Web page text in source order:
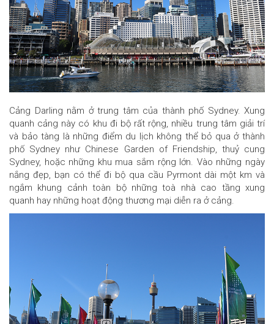
Cảng Darling nằm ở trung tâm của thành phố Sydney. Xung
quanh cảng này có khu đi bộ rất rộng, nhiều trung tâm giải trí
và bảo tàng là những điểm du lịch không thể bỏ qua ở thành
phố Sydney như Chinese Garden of Friendship, thuỷ cung
Sydney, hoặc những khu mua sắm rộng lớn. Vào những ngày
nắng đẹp, bạn có thể đi bộ qua cầu Pyrmont dài một km và
ngắm khung cảnh toàn bộ những toà nhà cao tầng xung
quanh hay những hoạt động thương mại diễn ra ở cảng.